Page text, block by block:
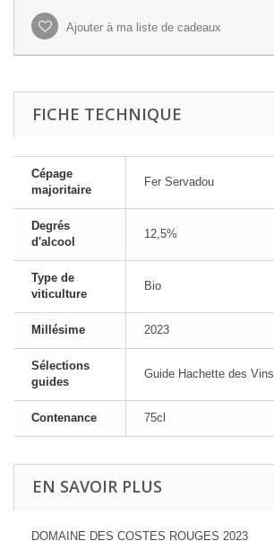
Ajouter à ma liste de cadeaux
FICHE TECHNIQUE
Cépage
majoritaire
Fer Servadou
Degrés
d'alcool
12,5%
Type de
viticulture
Bio
Millésime 2023
Sélections
guides
Guide Hachette des Vins
Contenance 75cl
EN SAVOIR PLUS
DOMAINE DES COSTES ROUGES 2023